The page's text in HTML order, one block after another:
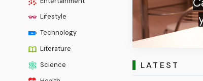
Lifestyle
Technology
Literature
Science
LATEST